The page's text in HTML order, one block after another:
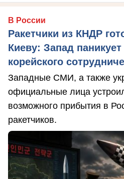
В России
Ракетчики из КНДР
Киеву: Запад
корейского
Западные СМИ, а также
официальные лица
возможного прибытия в
ракетчиков.